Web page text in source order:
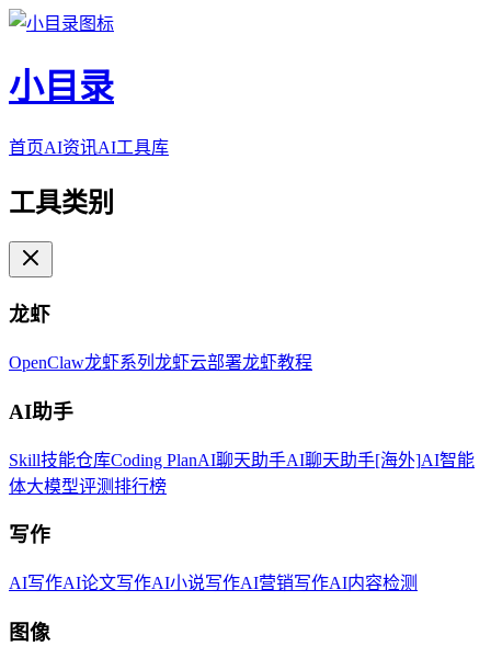
小目录
首页AI资讯AI工具库
工具类别
龙虾
OpenClaw龙虾系列 龙虾云部署龙虾教程
AI助手
Skill技能仓库Coding PlanAI聊天助手AI聊天助手[海外]AI智能
体大模型评测排行榜
写作
AI写作AI论文写作AI小说写作AI营销写作AI内容检测
图像